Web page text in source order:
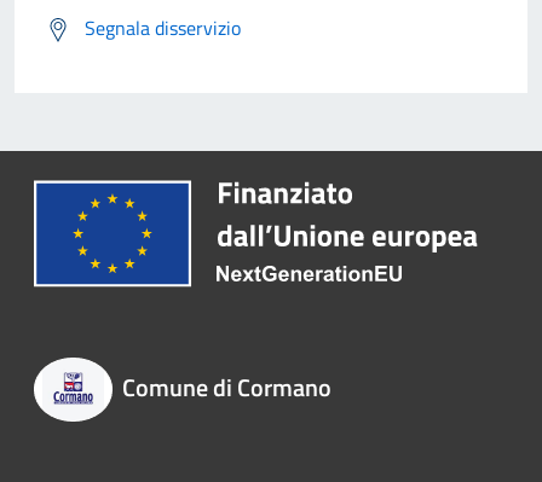
Segnala disservizio
Comune di Cormano